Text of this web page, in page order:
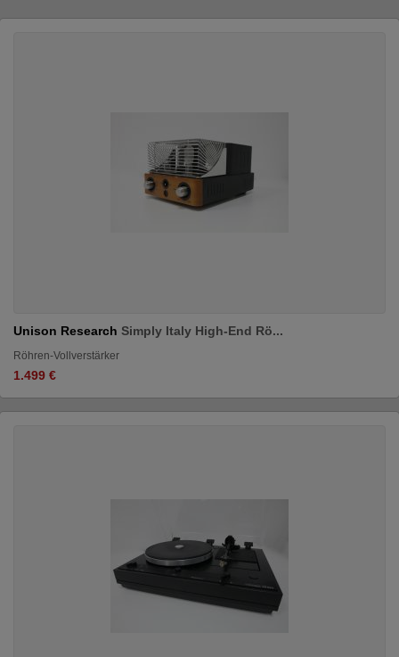
Unison Research Simply Italy High-End Rö...
Röhren-Vollverstärker
1.499 €